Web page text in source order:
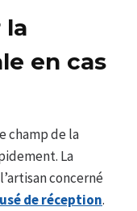
la
en cas
champ de la
La
concerné
de réception.